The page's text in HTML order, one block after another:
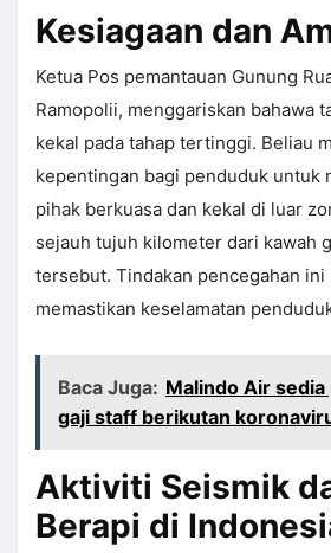
Kesiagaan dan
Ketua Pos pemantauan Gunung
Ramopolii, menggariskan bahawa
kekal pada tahap tertinggi. Beliau
kepentingan bagi penduduk untuk
pihak berkuasa dan kekal di luar
sejauh tujuh kilometer dari kawah
tersebut. Tindakan pencegahan ini
memastikan keselamatan
Baca Juga: Malindo Air
gaji staff berikutan
Aktiviti Seismik
Berapi di